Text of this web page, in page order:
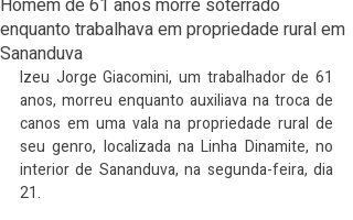
Homem de 61 anos morre soterrado
enquanto trabalhava em propriedade rural em
Sananduva
Izeu Jorge Giacomini, um trabalhador de 61
anos, morreu enquanto auxiliava na troca de
canos em uma vala na propriedade rural de
seu genro, localizada na Linha Dinamite, no
interior de Sananduva, na segunda-feira, dia
21.